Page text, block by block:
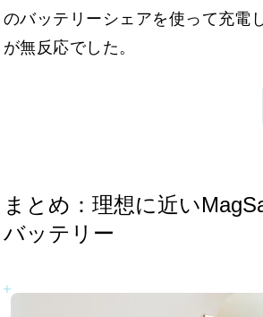
のバッテリーシェアを使って充電
が無反応でした。
まとめ：理想に近い
バッテリー